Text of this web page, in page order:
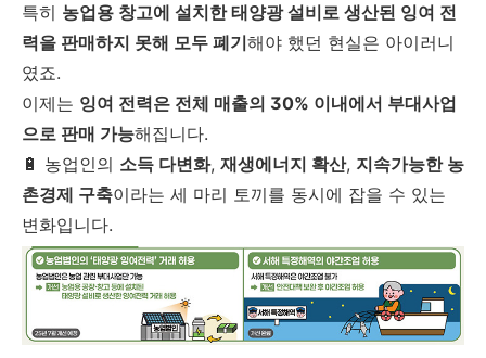
특히 농업용 창고에 설치한 태양광 설비로 생산된 잉여 전
력을 판매하지 못해 모두 폐기해야 했던 현실은 아이러니
였죠.
이제는 잉여 전력은 전체 매출의 30% 이내에서 부대사업
으로 판매 가능해집니다.
🔋 농업인의 소득 다변화, 재생에너지 확산, 지속가능한 농
촌경제 구축이라는 세 마리 토끼를 동시에 잡을 수 있는
변화입니다.